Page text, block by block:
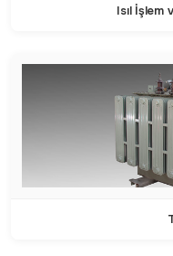
Isıl İşlem